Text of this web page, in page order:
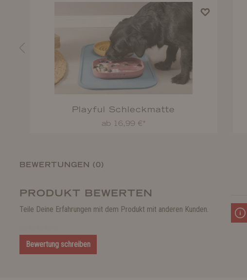
Playful Schleckmatte
ab 16,99 €*
BEWERTUNGEN (0)
PRODUKT BEWERTEN
Teile Deine Erfahrungen mit dem Produkt mit anderen Kunden.
Bewertung schreiben